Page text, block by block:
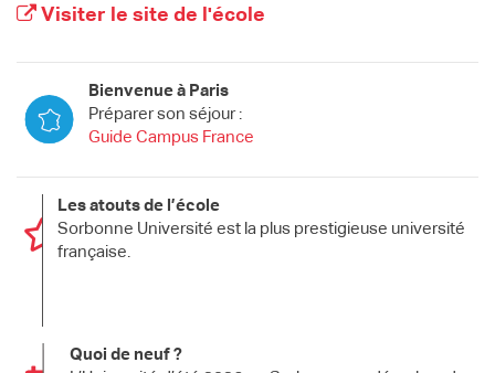
Visiter le site de l'école
Bienvenue à Paris
Préparer son séjour :
Guide Campus France
Les atouts de l’école
Sorbonne Université est la plus prestigieuse université
française.
Quoi de neuf ?